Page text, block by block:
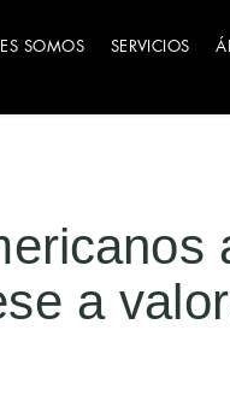
SOMOS SERVICIOS
a